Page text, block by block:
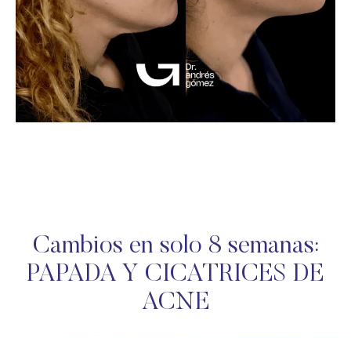
Cambios en solo 8 semanas:
PAPADA Y CICATRICES DE
ACNE